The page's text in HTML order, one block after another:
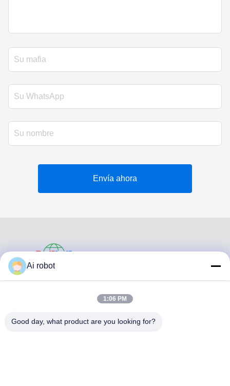
Envía ahora
VIVI DENTAI
Ai robot
1:06 PM
Good day, what product are you looking for?